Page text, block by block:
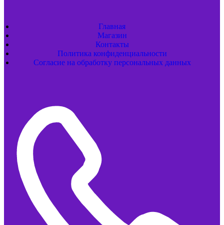
Главная
Магазин
Контакты
Политика конфиденциальности
Согласие на обработку персональных данных